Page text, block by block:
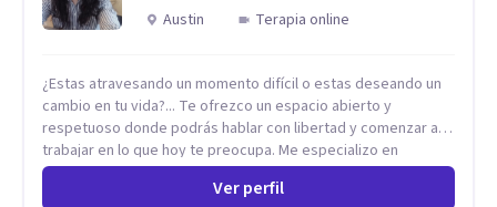
Austin
Terapia online
¿Estas atravesando un momento difícil o estas deseando un
cambio en tu vida?... Te ofrezco un espacio abierto y
respetuoso donde podrás hablar con libertad y comenzar a
trabajar en lo que hoy te preocupa. Me especializo en
Trastornos de Ansiedad y a lo largo de mi experiencia
profesional he acompañado a muchas Familias y Parejas con
Ver perfil